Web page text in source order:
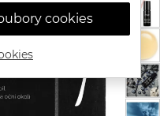
cookies